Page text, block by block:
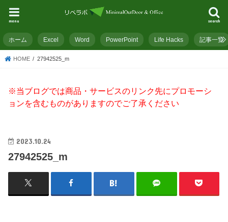
search
menu
ホーム Excel Word PowerPoint Life Hacks 記事一覧
HOME 27942525_m
※当ブログでは商品・サービスのリンク先にプロモーシ
ョンを含むものがありますのでご了承ください
2023.10.24
27942525_m